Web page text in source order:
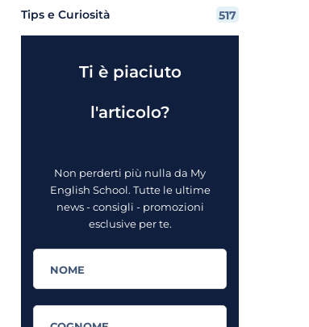
Tips e Curiosità 517
Ti è piaciuto
l'articolo?
Non perderti più nulla da My
English School. Tutte le ultime
news - consigli - promozioni
esclusive per te.